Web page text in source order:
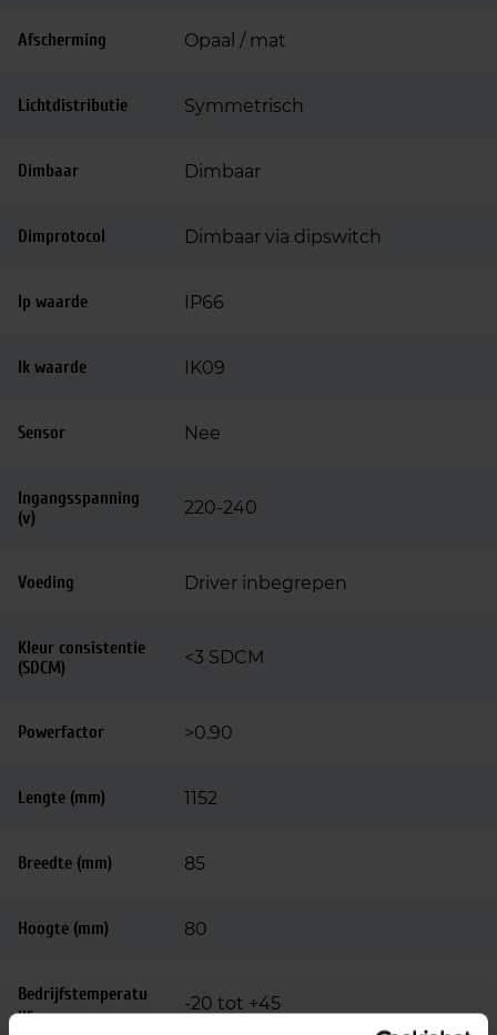
Afscherming Opaal / mat
Lichtdistributie Symmetrisch
Dimbaar Dimbaar
Dimprotocol Dimbaar via dipswitch
Ip waarde IP66
Ik waarde IK09
Sensor Nee
Ingangsspanning
(v)
220-240
Voeding Driver inbegrepen
Kleur consistentie
(SDCM)
<3 SDCM
Powerfactor >0.90
Lengte (mm) 1152
Breedte (mm) 85
Hoogte (mm) 80
Bedrijfstemperatu
ur
-20 tot +45